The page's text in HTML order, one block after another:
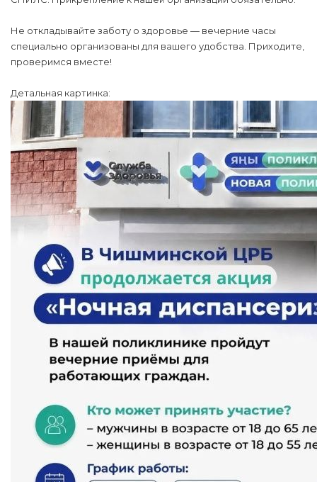
Не откладывайте заботу о здоровье — вечерние часы
специально организованы для вашего удобства. Приходите,
проверимся вместе!
Детальная картинка: